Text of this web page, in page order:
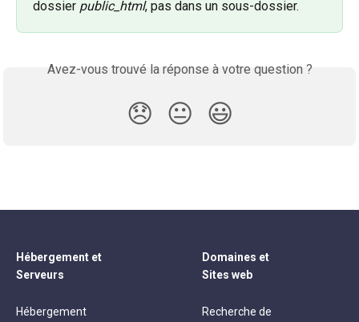
dossier public_html, pas dans un sous-dossier.
Avez-vous trouvé la réponse à votre question ?
😞 😐 😃
Hébergement et
Serveurs
Hébergement
Domaines et
Sites web
Recherche de